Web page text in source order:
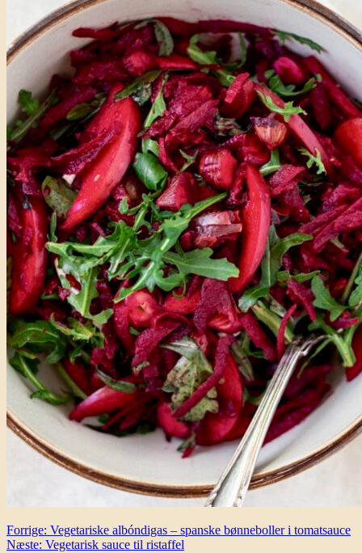
Indlægsnavigation
Forrige: Vegetariske albóndigas – spanske bønneboller i tomatsauce
Næste: Vegetarisk sauce til ristaffel